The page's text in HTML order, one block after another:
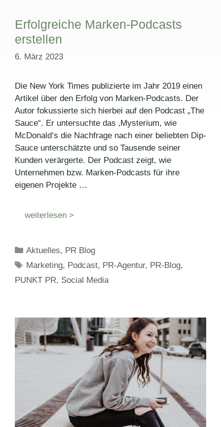
Erfolgreiche Marken-Podcasts
erstellen
6. März 2023
Die New York Times publizierte im Jahr 2019 einen
Artikel über den Erfolg von Marken-Podcasts. Der
Autor fokussierte sich hierbei auf den Podcast „The
Sauce“. Er untersuchte das ‚Mysterium, wie
McDonald’s die Nachfrage nach einer beliebten Dip-
Sauce unterschätzte und so Tausende seiner
Kunden verärgerte. Der Podcast zeigt, wie
Unternehmen bzw. Marken-Podcasts für ihre
eigenen Projekte …
weiterlesen >
Kategorien
Aktuelles, PR Blog
Schlagwörter
Marketing, Podcast, PR-Agentur, PR-Blog,
PUNKT PR, Social Media